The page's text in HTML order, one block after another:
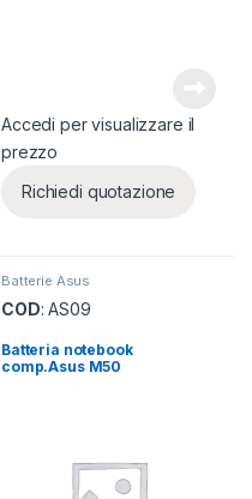
Accedi per visualizzare il
prezzo
Richiedi quotazione
Batterie Asus
COD: AS09
Batteria notebook
comp.Asus M50